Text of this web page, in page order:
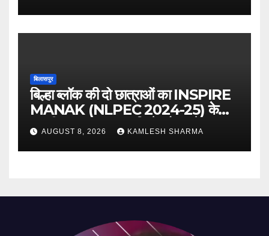
बिलासपुर
बिल्हा ब्लॉक की दो छात्राओं का INSPIRE
MANAK (NLPEC 2024-25) के
राष्ट्रीय स्तर पर चयन, जिले और प्रदेश का
बढ़ाया मान
AUGUST 8, 2026 KAMLESH SHARMA